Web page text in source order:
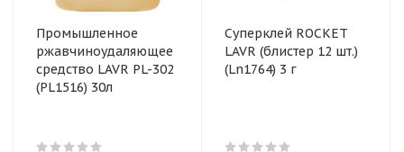
Промышленное
ржавчиноудаляющее
средство LAVR PL-302
(PL1516) 30л
Суперклей ROCKET
LAVR (блистер 12 шт.)
(Ln1764) 3 г